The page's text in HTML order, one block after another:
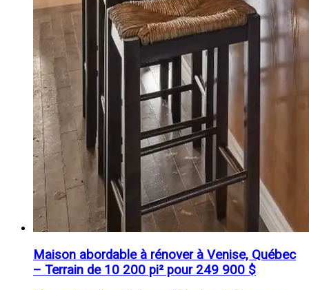
Maison abordable à rénover à Venise, Québec
– Terrain de 10 200 pi² pour 249 900 $